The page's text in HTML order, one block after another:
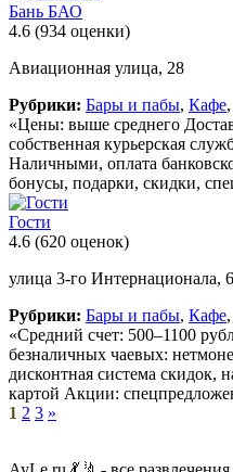
Бань БАО
4.6 (934 оценки)
Авиационная улица, 28
Рубрики: Бары и пабы, Кафе,
«Цены: выше среднего
собственная курьерская
Наличными, оплата
бонусы, подарки, скидки,
Гости
4.6 (620 оценок)
улица 3-го Интернационала,
Рубрики: Бары и пабы, Кафе,
«Средний счет: 500–1100
безналичных чаевых:
дисконтная система скидок,
картой Акции:
1 2 3 »